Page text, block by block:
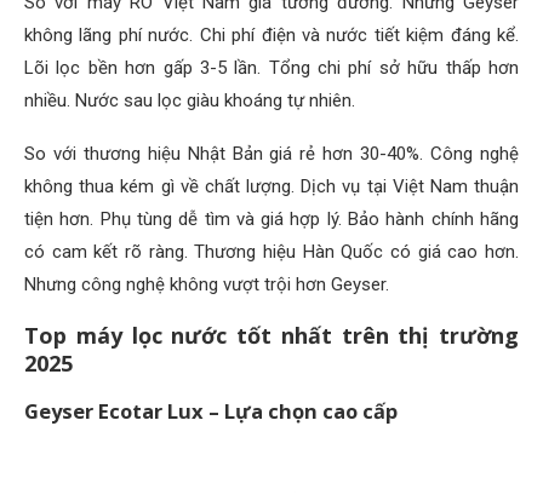
không lãng phí nước. Chi phí điện và nước tiết kiệm đáng kể.
Lõi lọc bền hơn gấp 3-5 lần. Tổng chi phí sở hữu thấp hơn
nhiều. Nước sau lọc giàu khoáng tự nhiên.
So với thương hiệu Nhật Bản giá rẻ hơn 30-40%. Công nghệ
không thua kém gì về chất lượng. Dịch vụ tại Việt Nam thuận
tiện hơn. Phụ tùng dễ tìm và giá hợp lý. Bảo hành chính hãng
có cam kết rõ ràng. Thương hiệu Hàn Quốc có giá cao hơn.
Nhưng công nghệ không vượt trội hơn Geyser.
Top máy lọc nước tốt nhất trên thị trường
2025
Geyser Ecotar Lux – Lựa chọn cao cấp